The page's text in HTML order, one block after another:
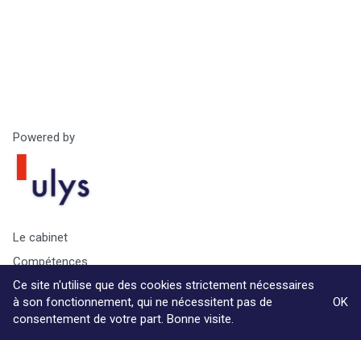
Powered by
Le cabinet
Compétences
Ouvrages & Conférences
Contact
Ce site n'utilise que des cookies strictement nécessaires
à son fonctionnement, qui ne nécessitent pas de
consentement de votre part. Bonne visite.
OK